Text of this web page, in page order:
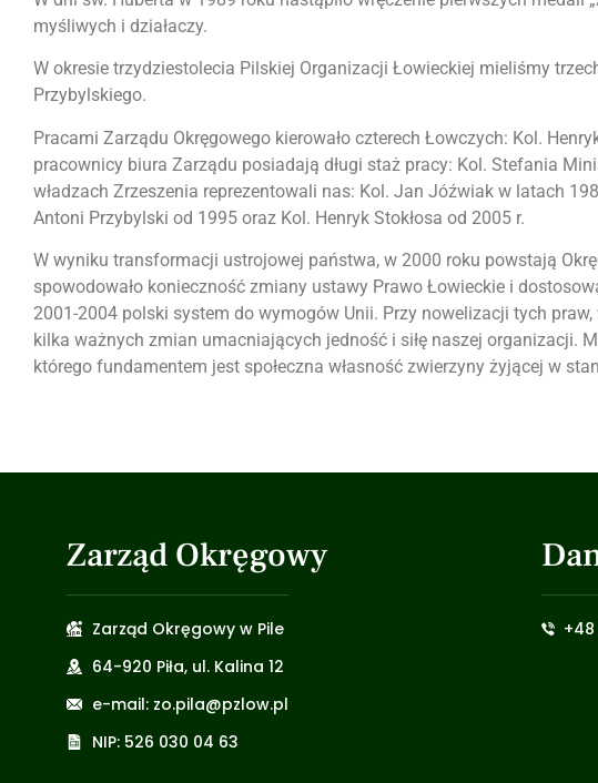
myśliwych i działaczy.
W okresie trzydziestolecia Pilskiej Organizacji Łowieckiej mieliśmy
Przybylskiego.
Pracami Zarządu Okręgowego kierowało czterech Łowczych: Kol.
pracownicy biura Zarządu posiadają długi staż pracy: Kol. Stefania
władzach Zrzeszenia reprezentowali nas: Kol. Jan Jóźwiak w latach
Antoni Przybylski od 1995 oraz Kol. Henryk Stokłosa od 2005 r.
W wyniku transformacji ustrojowej państwa, w 2000 roku powstają
spowodowało konieczność zmiany ustawy Prawo Łowieckie i
2001-2004 polski system do wymogów Unii. Przy nowelizacji tych
kilka ważnych zmian umacniających jedność i siłę naszej organizacji.
którego fundamentem jest społeczna własność zwierzyny żyjącej w
Zarząd Okręgowy
Zarząd Okręgowy w Pile
64-920 Piła, ul. Kalina 12
e-mail: zo.pila@pzlow.pl
NIP: 526 030 04 63
+48